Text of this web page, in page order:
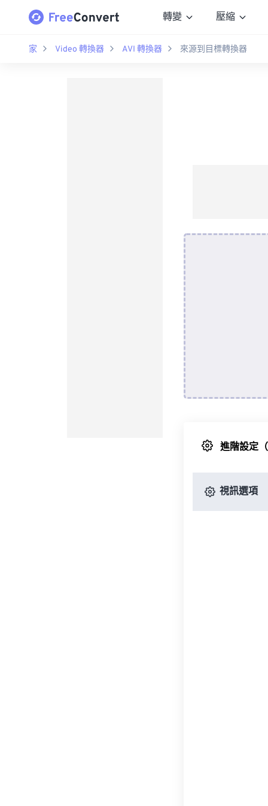
轉變 壓縮
家 Video 轉換器 AVI 轉換器 來源到目標轉換器
進階設定
視訊選項